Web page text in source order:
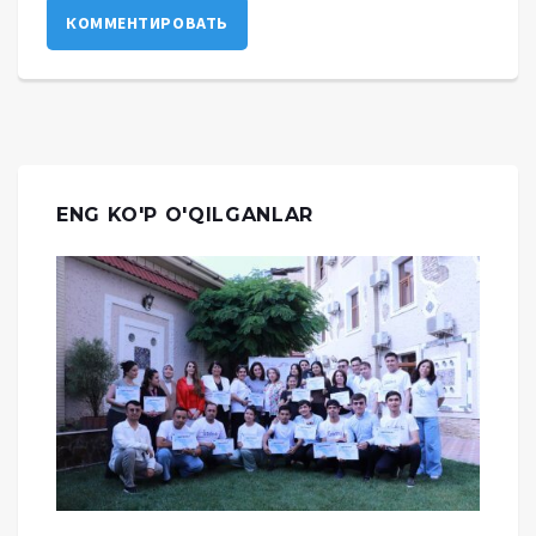
КОММЕНТИРОВАТЬ
ENG KO'P O'QILGANLAR